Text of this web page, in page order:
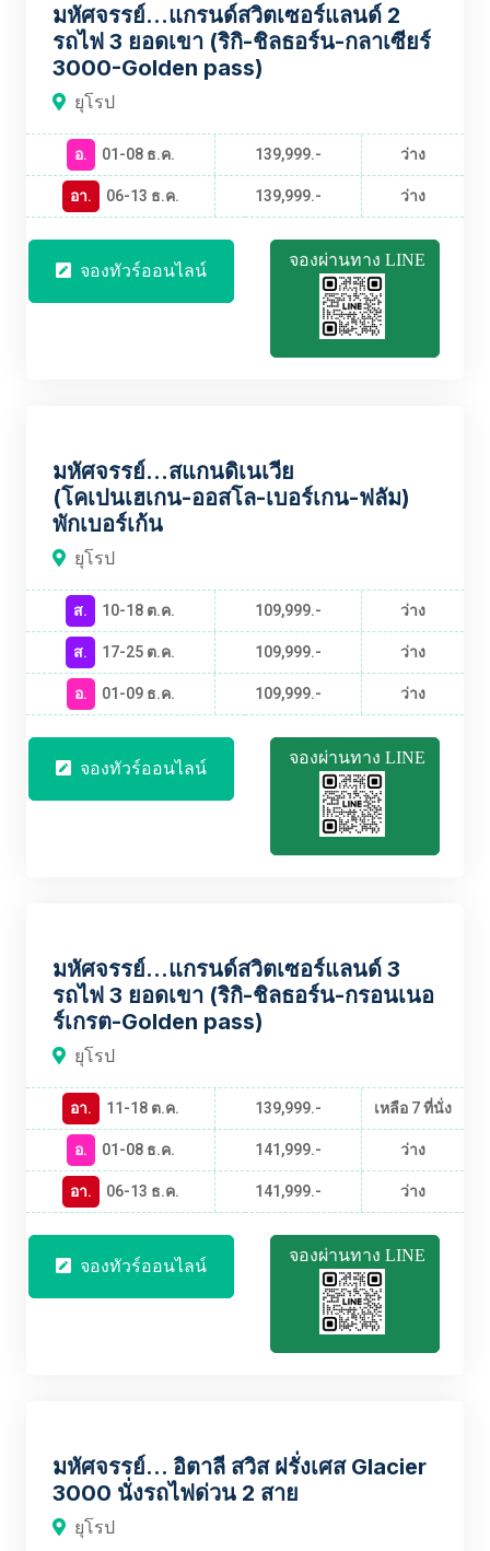
มหัศจรรย์...แกรนด์สวิตเซอร์แลนด์ 2
รถไฟ 3 ยอดเขา (ริกิ-ชิลธอร์น-กลาเซียร์
3000-Golden pass)
ยุโรป
อ. 01-08 ธ.ค. 139,999.-
ว่าง
อา.
06-13 ธ.ค. 139,999.- ว่าง
จองทัวร์ออนไลน์ จองผ่านทาง LINE
มหัศจรรย์...สแกนดิเนเวีย
(โคเปนเฮเกน-ออสโล-เบอร์เกน-ฟลัม)
พักเบอร์เก้น
ยุโรป
ส. 10-18 ต.ค. 109,999.-
ว่าง
ส.
17-25 ต.ค. 109,999.-
ว่าง
อ.
01-09 ธ.ค. 109,999.- ว่าง
จองทัวร์ออนไลน์ จองผ่านทาง LINE
มหัศจรรย์...แกรนด์สวิตเซอร์แลนด์ 3
รถไฟ 3 ยอดเขา (ริกิ-ชิลธอร์น-กรอนเนอ
ร์เกรต-Golden pass)
ยุโรป
อา. 11-18 ต.ค. 139,999.-
เหลือ 7 ที่นั่ง
อ.
01-08 ธ.ค. 141,999.-
ว่าง
อา.
06-13 ธ.ค. 141,999.- ว่าง
จองทัวร์ออนไลน์ จองผ่านทาง LINE
มหัศจรรย์... อิตาลี สวิส ฝรั่งเศส Glacier
3000 นั่งรถไฟด่วน 2 สาย
ยุโรป